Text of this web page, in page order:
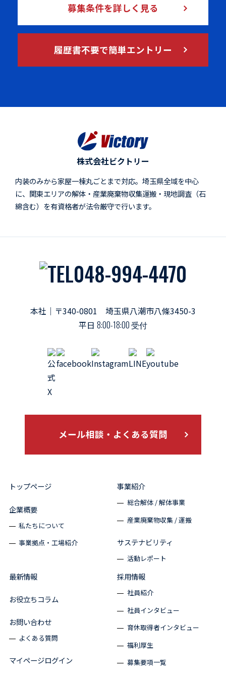
募集条件を詳しく見る
履歴書不要で簡単エントリー
株式会社ビクトリー
内装のみから家屋一棟丸ごとまで対応。埼玉県全域を中心
に、関東エリアの解体・産業廃棄物収集運搬・現地調査（石
綿含む）を有資格者が法令厳守で行います。
048-994-4470
本社｜〒340-0801 埼玉県八潮市八條3450-3
平日 8:00-18:00 受付
メール相談・よくある質問
トップページ
企業概要
私たちについて
事業拠点・工場紹介
事業紹介
総合解体 / 解体事業
産業廃棄物収集 / 運搬
サステナビリティ
活動レポート
最新情報
お役立ちコラム
お問い合わせ
よくある質問
マイページログイン
採用情報
社員紹介
社員インタビュー
育休取得者インタビュー
福利厚生
募集要項一覧